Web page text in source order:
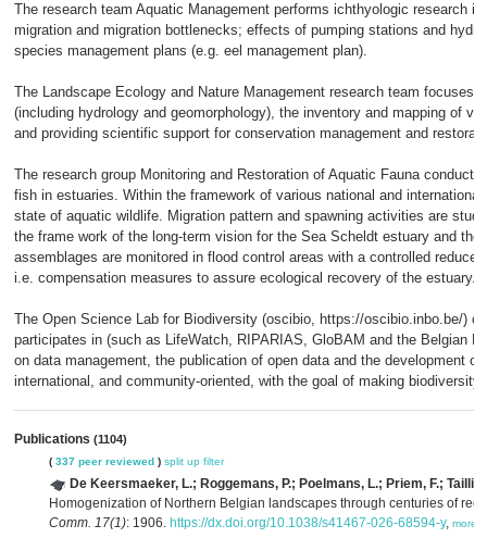
The research team Aquatic Management performs ichthyologic research
migration and migration bottlenecks; effects of pumping stations and
species management plans (e.g. eel management plan).
The Landscape Ecology and Nature Management research team focuses
(including hydrology and geomorphology), the inventory and mapping of
and providing scientific support for conservation management and
The research group Monitoring and Restoration of Aquatic Fauna
fish in estuaries. Within the framework of various national and
state of aquatic wildlife. Migration pattern and spawning activities are
the frame work of the long-term vision for the Sea Scheldt estuary and
assemblages are monitored in flood control areas with a controlled
i.e. compensation measures to assure ecological recovery of the estuary.
The Open Science Lab for Biodiversity (oscibio, https://oscibio.inbo.be/)
participates in (such as LifeWatch, RIPARIAS, GloBAM and the Belgian
on data management, the publication of open data and the development
international, and community-oriented, with the goal of making
Publications (1104)
( 337 peer reviewed ) split up filter
De Keersmaeker, L.; Roggemans, P.; Poelmans, L.; Priem, F.;
Homogenization of Northern Belgian landscapes through centuries of
Comm. 17(1): 1906. https://dx.doi.org/10.1038/s41467-026-68594-y, more